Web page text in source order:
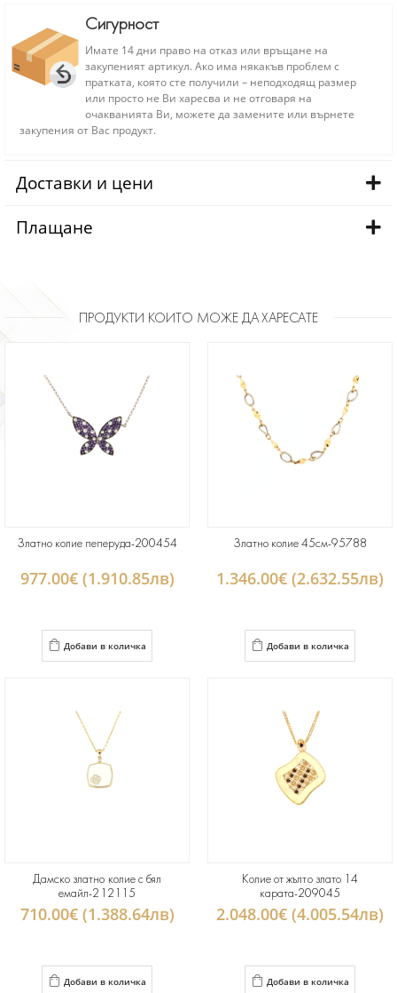
Сигурност
Имате 14 дни право на отказ или връщане на
закупеният артикул. Ако има някакъв проблем с
пратката, която сте получили – неподходящ размер
или просто не Ви харесва и не отговаря на
очакванията Ви, можете да замените или върнете
закупения от Вас продукт.
Доставки и цени
Плащане
ПРОДУКТИ КОИТО МОЖЕ ДА ХАРЕСАТЕ
Златно колие пеперуда-200454
977.00€ (1.910.85лв)
Добави в количка
Златно колие 45см-95788
1.346.00€ (2.632.55лв)
Добави в количка
Дамско златно колие с бял
емайл-212115
710.00€ (1.388.64лв)
Добави в количка
Колие от жълто злато 14
карата-209045
2.048.00€ (4.005.54лв)
Добави в количка